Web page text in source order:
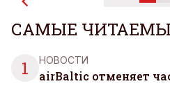
САМЫЕ
1
НОВОСТИ
airBaltic отменяет